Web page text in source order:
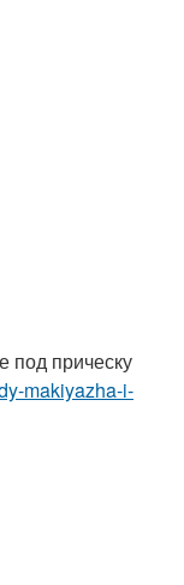
прическу
makiyazha-i-